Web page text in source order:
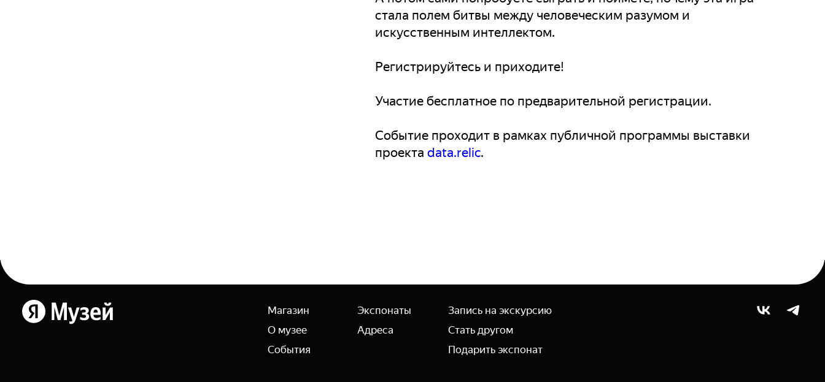
стала полем битвы между человеческим разумом и
искусственным интеллектом.
Регистрируйтесь и приходите!
Участие бесплатное по предварительной регистрации.
Событие проходит в рамках публичной программы выставки
проектаdata.relic.
Яндекс
Магазин
О музее
События
Экспонаты
Адреса
Запись на экскурсию
Стать другом
Подарить экспонат